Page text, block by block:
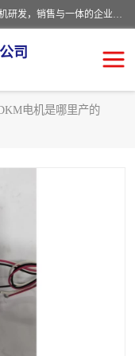
上海精晟邦机电科技有限公司是一家专业从事减速机研发，销售与一体的企业。公司拥有资深技术人员和技术团队服务人才，致力于为广大客户提供专业，细致的产品服务。主营产品有：中型减速电机，微型调速电机，精密行星减速机，蜗轮蜗杆减速机，RFKS四大系列减速机，SKM双曲面齿轮减速机，齿轮减速电机，行星减速机，防爆电机，变频器等系列；产品广泛用于汽车，船舶，能源，环保，包装，物流等领域，欢迎咨询。
司
电机是哪里产的
精研电机
四大系列
邦微型齿轮减速电机
机
机